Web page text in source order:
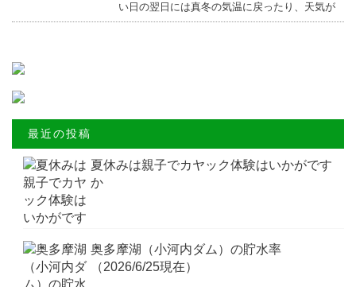
い日の翌日には真冬の気温に戻ったり、天気が
安定しませんで...
最近の投稿
夏休みは親子でカヤック体験はいかがです
か
奥多摩湖（小河内ダム）の貯水率
（2026/6/25現在）